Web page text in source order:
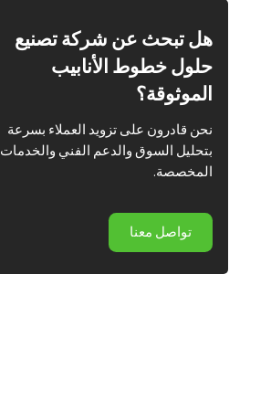
هل تبحث عن شركة تصنيع
حلول خطوط الأنابيب
الموثوقة؟
نحن قادرون على تزويد العملاء بسرعة
بتحليل السوق والدعم الفني والخدمات
المخصصة.
تواصل معنا